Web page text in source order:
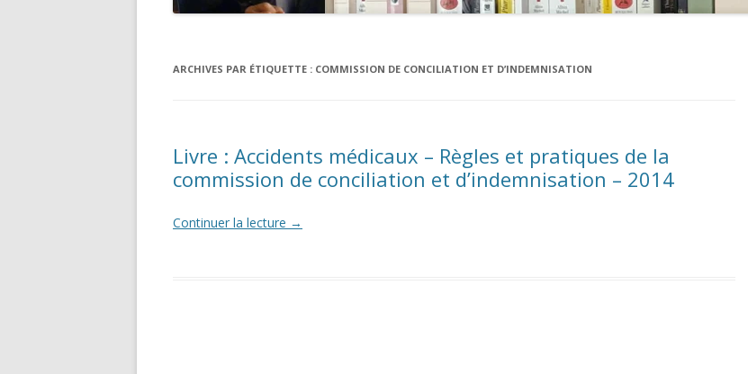
ARCHIVES PAR ÉTIQUETTE : COMMISSION DE CONCILIATION ET D’INDEMNISATION
Livre : Accidents médicaux – Règles et pratiques de la
commission de conciliation et d’indemnisation – 2014
Continuer la lecture →